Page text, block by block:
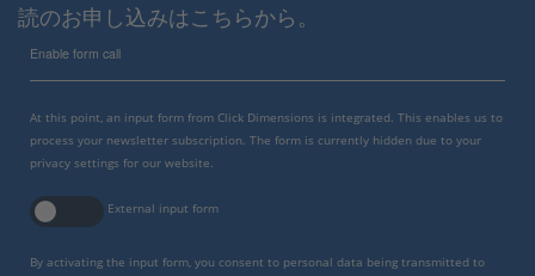
読のお申し込みはこちらから。
Enable form call
At this point, an input form from Click Dimensions is integrated. This enables us to
process your newsletter subscription. The form is currently hidden due to your
privacy settings for our website.
External input form
By activating the input form, you consent to personal data being transmitted to